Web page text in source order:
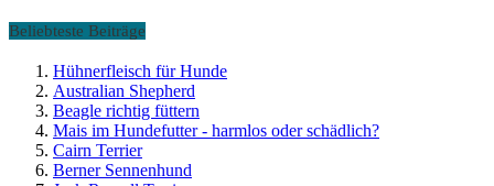
Beliebteste Beiträge
Hühnerfleisch für Hunde
Australian Shepherd
Beagle richtig füttern
Mais im Hundefutter - harmlos oder schädlich?
Cairn Terrier
Berner Sennenhund